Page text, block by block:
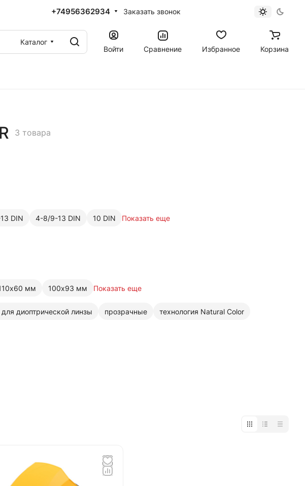
+74956362934 Заказать звонок
Каталог
Войти
Сравнение Избранное Корзина
3 товара
DIN 4-8/9-13 DIN 10 DIN Показать еще
мм 100х93 мм Показать еще
диоптрической линзы прозрачные
технология Natural Color